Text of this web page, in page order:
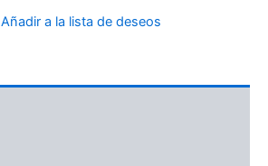
Añadir a la lista de deseos